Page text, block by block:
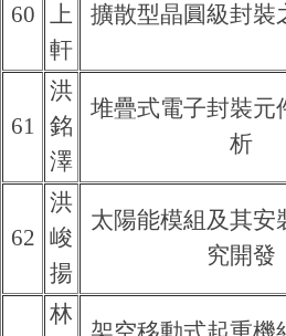
60 上
軒
擴散型晶圓級封裝
61
洪
銘
澤
堆疊式電子封裝元
析
62
洪
峻
揚
太陽能模組及其安
究開發
林